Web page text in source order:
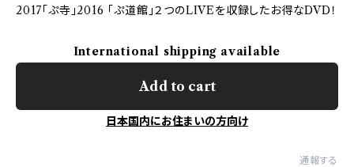
2017「ぷ寺」2016 「ぷ道館」２つのLIVEを収録したお得なDVD！
International shipping available
Add to cart
日本国内にお住まいの方向け
通報する